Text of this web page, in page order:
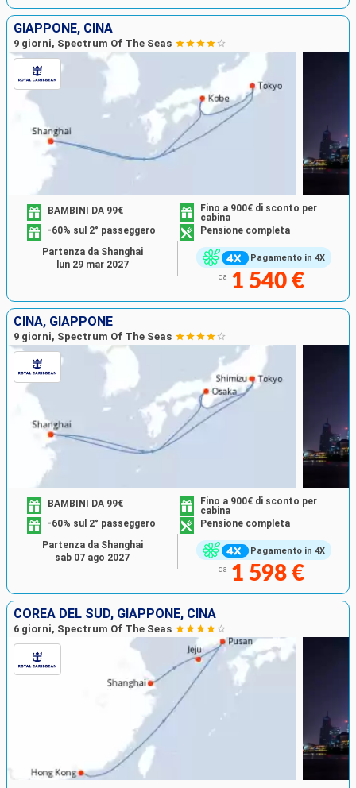
GIAPPONE, CINA
9 giorni, Spectrum Of The Seas
Pagamento in 4X
BAMBINI DA 99€
Fino a 900€ di sconto per
cabina
-60% sul 2° passeggero
Pensione completa
da 1 540 €
Partenza da Shanghai
lun 29 mar 2027
CINA, GIAPPONE
9 giorni, Spectrum Of The Seas
Pagamento in 4X
BAMBINI DA 99€
Fino a 900€ di sconto per
cabina
-60% sul 2° passeggero
Pensione completa
da 1 598 €
Partenza da Shanghai
sab 07 ago 2027
COREA DEL SUD, GIAPPONE, CINA
6 giorni, Spectrum Of The Seas